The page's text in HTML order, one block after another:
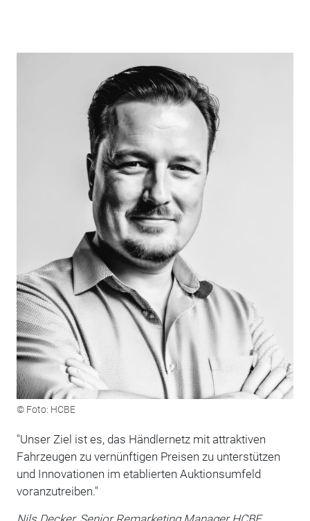
© Foto: HCBE
"Unser Ziel ist es, das Händlernetz mit attraktiven
Fahrzeugen zu vernünftigen Preisen zu unterstützen
und Innovationen im etablierten Auktionsumfeld
voranzutreiben."